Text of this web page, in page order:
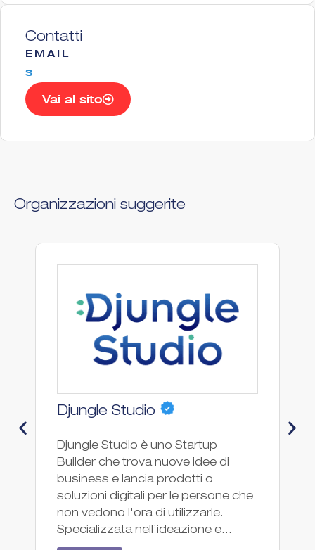
Contatti
EMAIL
s
Vai al sito
Organizzazioni suggerite
Djungle Studio
Djungle Studio è uno Startup
Builder che trova nuove idee di
business e lancia prodotti o
soluzioni digitali per le persone che
non vedono l'ora di utilizzarle.
Specializzata nell’ideazione e...